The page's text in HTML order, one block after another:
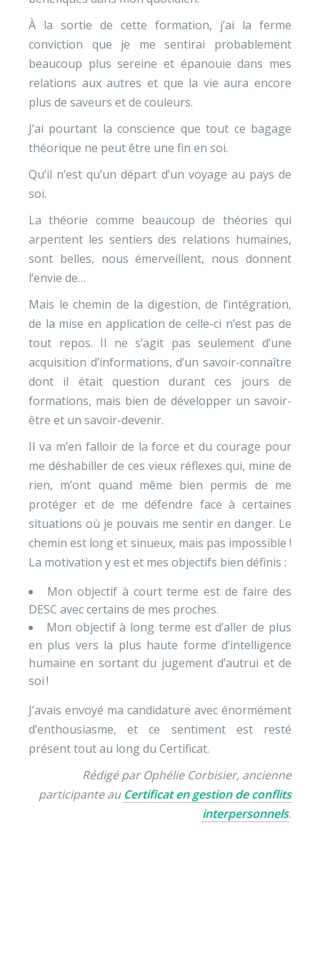
À la sortie de cette formation, j’ai la ferme
conviction que je me sentirai probablement
beaucoup plus sereine et épanouie dans mes
relations aux autres et que la vie aura encore
plus de saveurs et de couleurs.
J’ai pourtant la conscience que tout ce bagage
théorique ne peut être une fin en soi.
Qu’il n’est qu’un départ d’un voyage au pays de
soi.
La théorie comme beaucoup de théories qui
arpentent les sentiers des relations humaines,
sont belles, nous émerveillent, nous donnent
l’envie de…
Mais le chemin de la digestion, de l’intégration,
de la mise en application de celle-ci n’est pas de
tout repos. Il ne s’agit pas seulement d’une
acquisition d’informations, d’un savoir-connaître
dont il était question durant ces jours de
formations, mais bien de développer un savoir-
être et un savoir-devenir.
Il va m’en falloir de la force et du courage pour
me déshabiller de ces vieux réflexes qui, mine de
rien, m’ont quand même bien permis de me
protéger et de me défendre face à certaines
situations où je pouvais me sentir en danger. Le
chemin est long et sinueux, mais pas impossible !
La motivation y est et mes objectifs bien définis :
Mon objectif à court terme est de faire des
DESC avec certains de mes proches.
Mon objectif à long terme est d’aller de plus
en plus vers la plus haute forme d’intelligence
humaine en sortant du jugement d’autrui et de
soi !
J’avais envoyé ma candidature avec énormément
d’enthousiasme, et ce sentiment est resté
présent tout au long du Certificat.
Rédigé par Ophélie Corbisier, ancienne
participante au Certificat en gestion de conflits
interpersonnels.